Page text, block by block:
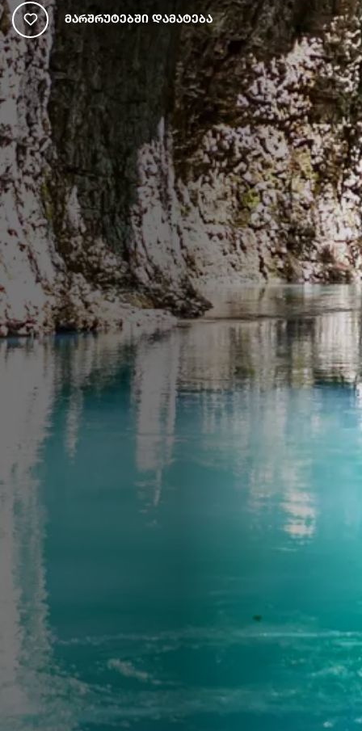
Მარშრუტებში Დამატება